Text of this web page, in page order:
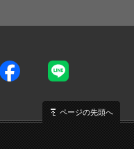
ページの先頭へ